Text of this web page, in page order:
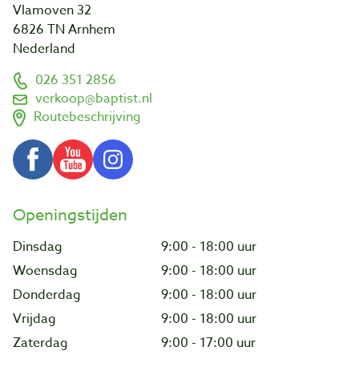
Vlamoven 32
6826 TN Arnhem
Nederland
026 351 2856
verkoop@baptist.nl
Routebeschrijving
Openingstijden
Dinsdag
9:00 - 18:00 uur
Woensdag
9:00 - 18:00 uur
Donderdag
9:00 - 18:00 uur
Vrijdag
9:00 - 18:00 uur
Zaterdag
9:00 - 17:00 uur